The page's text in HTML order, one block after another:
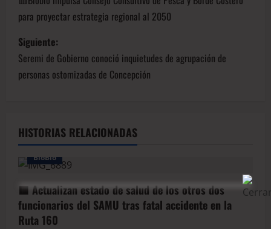
para proyectar estrategia regional al 2050
Siguiente:
Seremi de Gobierno conoció inquietudes de agrupación de
personas ostomizadas de Concepción
HISTORIAS RELACIONADAS
BioBio
🟥 Actualizan estado de salud de los otros dos
funcionarios del SAMU tras fatal accidente en la
Ruta 160